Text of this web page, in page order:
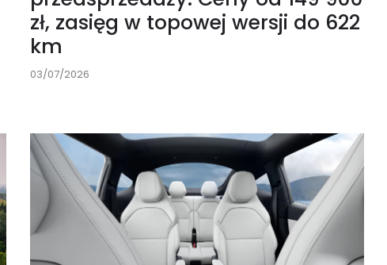
zł, zasięg w topowej wersji do 622
km
03/07/2026